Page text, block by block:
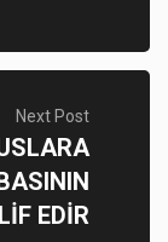
Next Post
EDİR